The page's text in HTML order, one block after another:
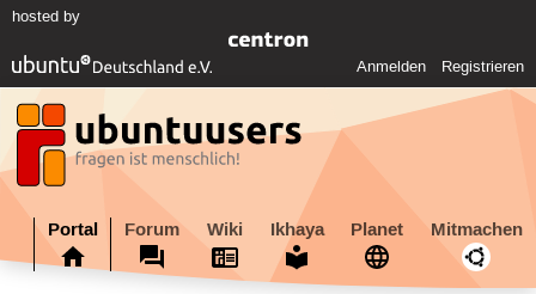
hosted by
Anmelden Registrieren
Portal Forum Wiki Ikhaya Planet Mitmachen